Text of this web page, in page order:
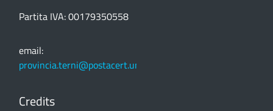
Partita IVA: 00179350558
email:
provincia.terni@postacert.umbria.it
Credits